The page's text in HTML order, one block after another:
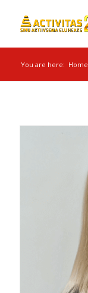
You are here: Home